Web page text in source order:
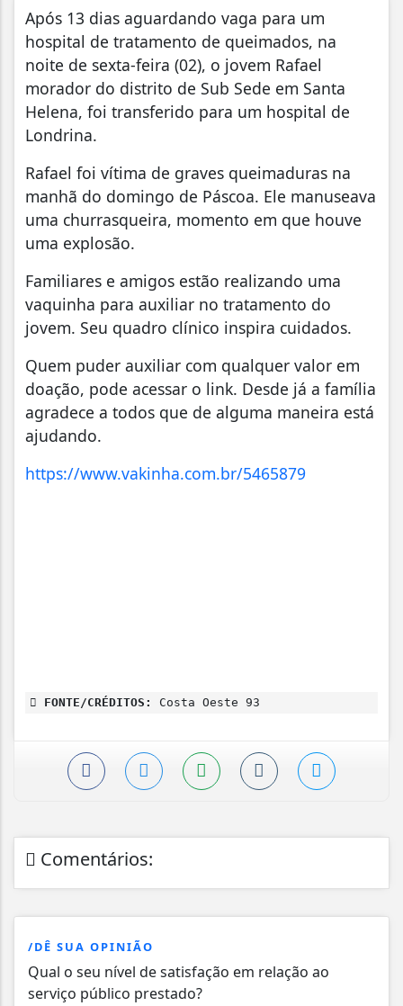
Após 13 dias aguardando vaga para um
hospital de tratamento de queimados, na
noite de sexta-feira (02), o jovem Rafael
morador do distrito de Sub Sede em Santa
Helena, foi transferido para um hospital de
Londrina.
Rafael foi vítima de graves queimaduras na
manhã do domingo de Páscoa. Ele manuseava
uma churrasqueira, momento em que houve
uma explosão.
Familiares e amigos estão realizando uma
vaquinha para auxiliar no tratamento do
jovem. Seu quadro clínico inspira cuidados.
Quem puder auxiliar com qualquer valor em
doação, pode acessar o link. Desde já a família
agradece a todos que de alguma maneira está
ajudando.
https://www.vakinha.com.br/5465879
FONTE/CRÉDITOS: Costa Oeste 93
Comentários:
/DÊ SUA OPINIÃO
Qual o seu nível de satisfação em relação ao
serviço público prestado?